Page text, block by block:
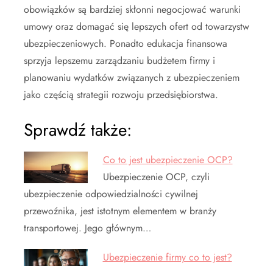
obowiązków są bardziej skłonni negocjować warunki
umowy oraz domagać się lepszych ofert od towarzystw
ubezpieczeniowych. Ponadto edukacja finansowa
sprzyja lepszemu zarządzaniu budżetem firmy i
planowaniu wydatków związanych z ubezpieczeniem
jako częścią strategii rozwoju przedsiębiorstwa.
Sprawdź także:
Co to jest ubezpieczenie OCP?
Ubezpieczenie OCP, czyli
ubezpieczenie odpowiedzialności cywilnej
przewoźnika, jest istotnym elementem w branży
transportowej. Jego głównym…
Ubezpieczenie firmy co to jest?